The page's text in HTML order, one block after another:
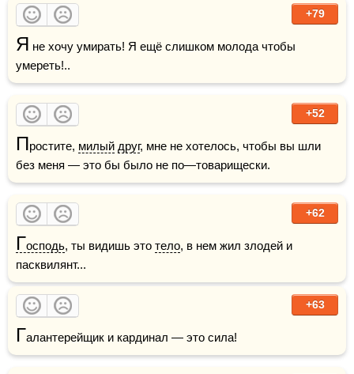
+79
Я не хочу умирать! Я ещё слишком молода чтобы
умереть!..
+52
Простите, милый друг, мне не хотелось, чтобы вы шли
без меня — это бы было не по—товарищески.
+62
Господь, ты видишь это тело, в нем жил злодей и
пасквилянт...
+63
Галантерейщик и кардинал — это сила!